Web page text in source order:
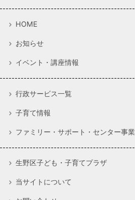
HOME
お知らせ
イベント・講座情報
行政サービス一覧
子育て情報
ファミリー・サポート・センター事業
生野区子ども・子育てプラザ
当サイトについて